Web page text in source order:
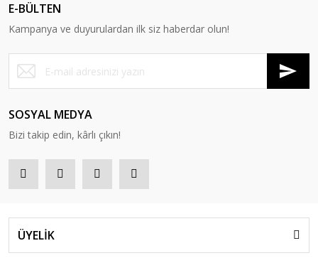
E-BÜLTEN
Kampanya ve duyurulardan ilk siz haberdar olun!
SOSYAL MEDYA
Bizi takip edin, kârlı çıkın!
ÜYELİK